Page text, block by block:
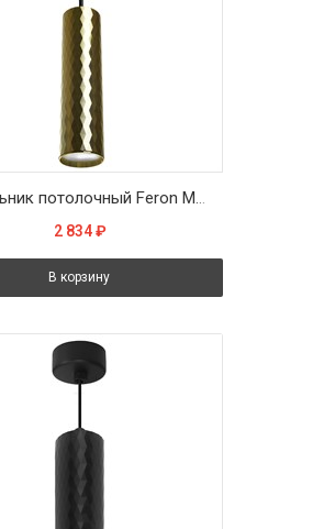
Светильник потолочный Feron ML1888 Barrel PRISM levitation на подвесе MR16 35W, 230V, чёрный, золото 55*200
2 834 ₽
В корзину